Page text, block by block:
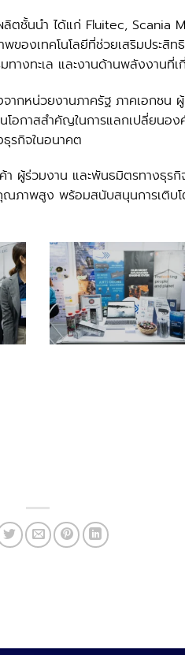
ตชั้นนำ ได้แก่ Fluitec, Scania
องเทคโนโลยีที่ช่วยเสริมประสิท
างทะเล และงานด้านพลังงานที่
กหน่วยงานภาครัฐ ภาคเอกชน
อกาสสำคัญในการแลกเปลี่ยนอง
รกิจในอนาคต
ร่วมงาน และพันธมิตรทางธุรกิ
ภาพสูง พร้อมสนับสนุนการเติบโ